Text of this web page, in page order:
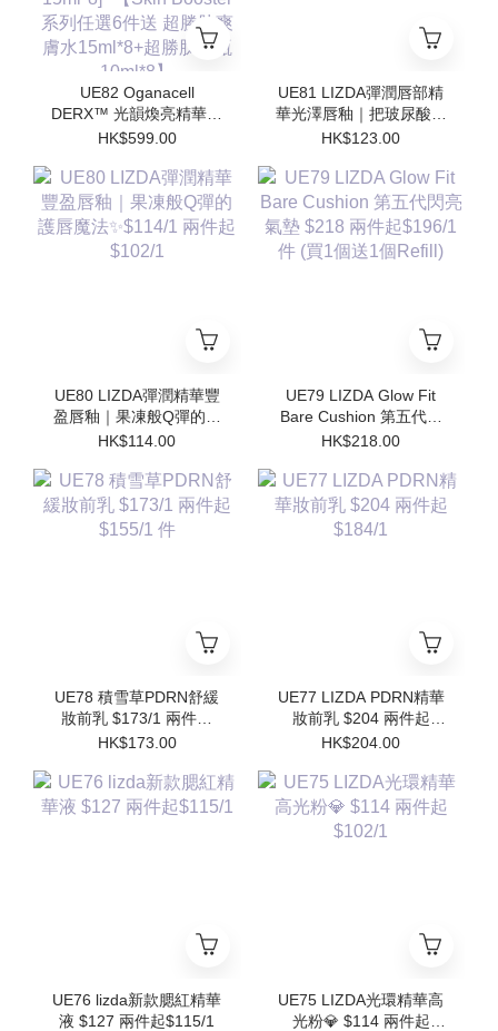
UE82 Oganacell
DERX™ 光韻煥亮精華霜
50ml $599/1 [*$958/2 送
[*$1437/3送 超勝肽爽膚
水15ml*8] *【Skin
Booster 系列任選6件送
超勝肽爽膚水15ml*8+超
勝肽安瓶10ml*8】
HK$599.00
UE81 LIZDA彈潤唇部精
華光澤唇釉｜把玻尿酸塗
在嘴唇上💧 $123/1 兩支
HK$123.00
UE80 LIZDA彈潤精華豐
盈唇釉｜果凍般Q彈的護
唇魔法✨$114/1 兩件起
HK$114.00
UE79 LIZDA Glow Fit
Bare Cushion 第五代閃
亮氣墊 $218 兩件起
Refill)
HK$218.00
UE78 積雪草PDRN舒緩
妝前乳 $173/1 兩件起
$155/1 件
HK$173.00
UE77 LIZDA PDRN精華
妝前乳 $204 兩件起
$184/1
HK$204.00
UE76 lizda新款腮紅精華
液 $127 兩件起$115/1
UE75 LIZDA光環精華高
光粉💎 $114 兩件起